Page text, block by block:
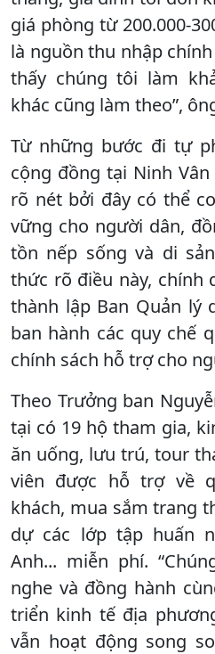
giá phòng từ 200.000-
là nguồn thu nhập
thấy chúng tôi làm
khác cũng làm theo”,
Từ những bước đi tự
cộng đồng tại Ninh
rõ nét bởi đây có thể
vững cho người dân,
tồn nếp sống và di
thức rõ điều này, chính
thành lập Ban Quản lý
ban hành các quy chế
chính sách hỗ trợ cho
Theo Trưởng ban
tại có 19 hộ tham gia,
ăn uống, lưu trú, tour
viên được hỗ trợ về
khách, mua sắm trang
dự các lớp tập huấn
Anh... miễn phí.
nghe và đồng hành
triển kinh tế địa
vẫn hoạt động song